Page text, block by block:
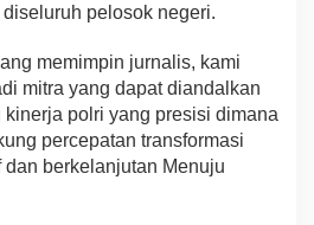
pelosok negeri.
memimpin jurnalis, kami
mitra yang dapat diandalkan
polri yang presisi dimana
percepatan transformasi
berkelanjutan Menuju